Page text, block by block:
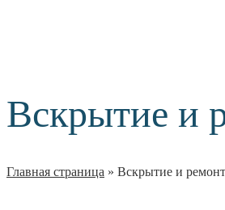
Вскрытие и
Главная страница » Вскрытие и